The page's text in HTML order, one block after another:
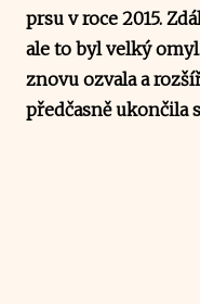
prsu v roce 2015.
ale to byl velký
znovu ozvala a
předčasně ukončila